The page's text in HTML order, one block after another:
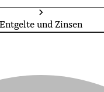
Entgelte und Zinsen